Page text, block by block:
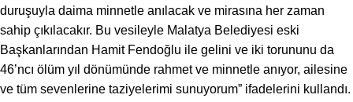
duruşuyla daima minnetle anılacak ve mirasına her zaman
sahip çıkılacakır. Bu vesileyle Malatya Belediyesi eski
Başkanlarından Hamit Fendoğlu ile gelini ve iki torununu da
46’ncı ölüm yıl dönümünde rahmet ve minnetle anıyor, ailesine
ve tüm sevenlerine taziyelerimi sunuyorum” ifadelerini kullandı.